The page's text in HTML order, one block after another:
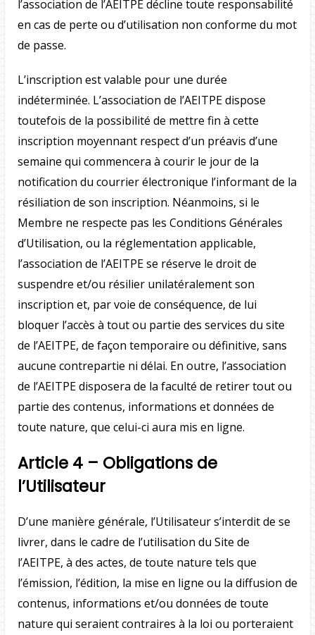
l’association de l’AEITPE décline toute responsabilité
en cas de perte ou d’utilisation non conforme du mot
de passe.
L’inscription est valable pour une durée
indéterminée. L’association de l’AEITPE dispose
toutefois de la possibilité de mettre fin à cette
inscription moyennant respect d’un préavis d’une
semaine qui commencera à courir le jour de la
notification du courrier électronique l’informant de la
résiliation de son inscription. Néanmoins, si le
Membre ne respecte pas les Conditions Générales
d’Utilisation, ou la réglementation applicable,
l’association de l’AEITPE se réserve le droit de
suspendre et/ou résilier unilatéralement son
inscription et, par voie de conséquence, de lui
bloquer l’accès à tout ou partie des services du site
de l’AEITPE, de façon temporaire ou définitive, sans
aucune contrepartie ni délai. En outre, l’association
de l’AEITPE disposera de la faculté de retirer tout ou
partie des contenus, informations et données de
toute nature, que celui-ci aura mis en ligne.
Article 4 – Obligations de
l’Utilisateur
D’une manière générale, l’Utilisateur s’interdit de se
livrer, dans le cadre de l’utilisation du Site de
l’AEITPE, à des actes, de toute nature tels que
l’émission, l’édition, la mise en ligne ou la diffusion de
contenus, informations et/ou données de toute
nature qui seraient contraires à la loi ou porteraient